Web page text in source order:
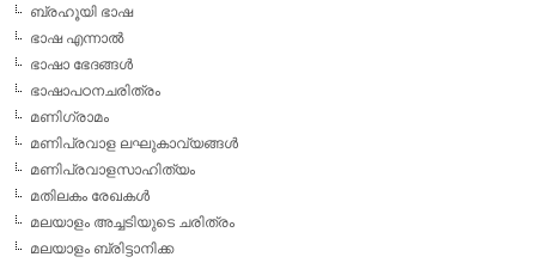
ബ്രഹൂയി ഭാഷ
ഭാഷ എന്നാല്‍
ഭാഷാ ഭേദങ്ങള്‍
ഭാഷാപഠനചരിത്രം
മണിഗ്രാമം
മണിപ്രവാള ലഘുകാവ്യങ്ങള്‍
മണിപ്രവാളസാഹിത്യം
മതിലകം രേഖകള്‍
മലയാളം അച്ചടിയുടെ ചരിത്രം
മലയാളം ബ്രിട്ടാനിക്ക